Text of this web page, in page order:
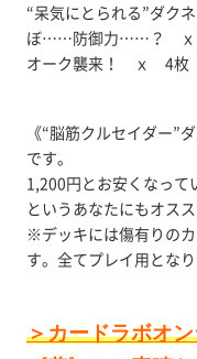
“呆気にとられる”ダ
ぼ……防御力……？
オーク襲来！ ｘ 4枚
《“脳筋クルセイダー”
です。
1,200円とお安くなって
というあなたにもオスス
※デッキには傷有りの
す。全てプレイ用とな
＞カードラボオ